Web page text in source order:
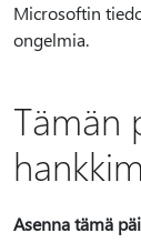
Microsoftin
ongelmia.
Tämän
Asenna tämä